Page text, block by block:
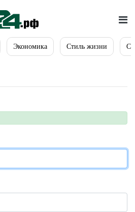
Экономика Стиль жизни